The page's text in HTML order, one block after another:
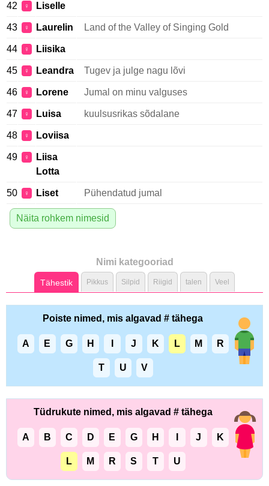
42 ♀ Liselle
43 ♀ Laurelin Land of the Valley of Singing Gold
44 ♀ Liisika
45 ♀ Leandra Tugev ja julge nagu lõvi
46 ♀ Lorene Jumal on minu valguses
47 ♀ Luisa kuulsusrikas sõdalane
48 ♀ Loviisa
49 ♀
Liisa
Lotta
50 ♀ Liset Pühendatud jumal
Näita rohkem nimesid
Nimi kategooriad
Tähestik Pikkus Silpid Riigid talen Veel
Poiste nimed, mis algavad # tähega
A E G H J K L M R
T U V
Tüdrukute nimed, mis algavad # tähega
A B C D E G H J K
L M R S T U